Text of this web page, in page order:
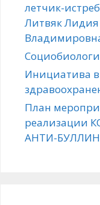
летчик-
Литвяк Лидия
Инициатива в
План
реализации
АНТИ-